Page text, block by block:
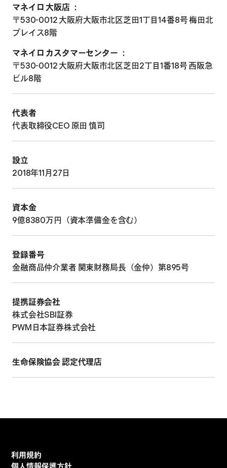
マネイロ 大阪店 ：
〒530-0012 大阪府大阪市北区芝田1丁目14番8号 梅田北
プレイス8階
マネイロ カスタマーセンター ：
〒530-0012 大阪府大阪市北区芝田2丁目1番18号 西阪急
ビル8階
代表者
代表取締役CEO 原田 慎司
設立
2018年11月27日
資本金
9億8380万円（資本準備金を含む）
登録番号
金融商品仲介業者 関東財務局長（金仲）第895号
提携証券会社
株式会社SBI証券
PWM日本証券株式会社
生命保険協会 認定代理店
利用規約